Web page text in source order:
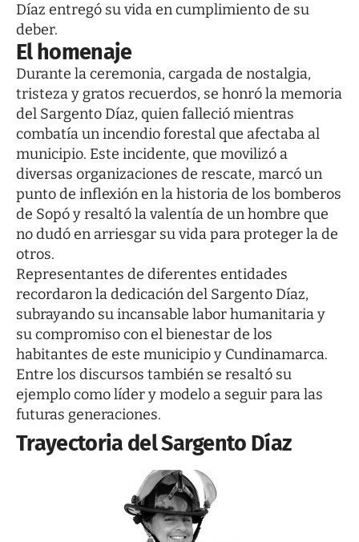
Díaz entregó su vida en cumplimiento de su
deber.
El homenaje
Durante la ceremonia, cargada de nostalgia,
tristeza y gratos recuerdos, se honró la memoria
del Sargento Díaz, quien falleció mientras
combatía un incendio forestal que afectaba al
municipio. Este incidente, que movilizó a
diversas organizaciones de rescate, marcó un
punto de inflexión en la historia de los bomberos
de Sopó y resaltó la valentía de un hombre que
no dudó en arriesgar su vida para proteger la de
otros.
Representantes de diferentes entidades
recordaron la dedicación del Sargento Díaz,
subrayando su incansable labor humanitaria y
su compromiso con el bienestar de los
habitantes de este municipio y Cundinamarca.
Entre los discursos también se resaltó su
ejemplo como líder y modelo a seguir para las
futuras generaciones.
Trayectoria del Sargento Díaz